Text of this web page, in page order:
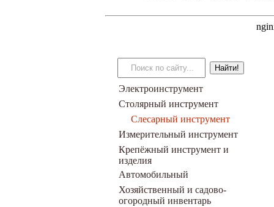
Электроинструмент
Столярный инструмент
Слесарный инструмент
Измерительный инструмент
Крепёжный инструмент и
изделия
Автомобильный
Хозяйственный и садово-
огородный инвентарь